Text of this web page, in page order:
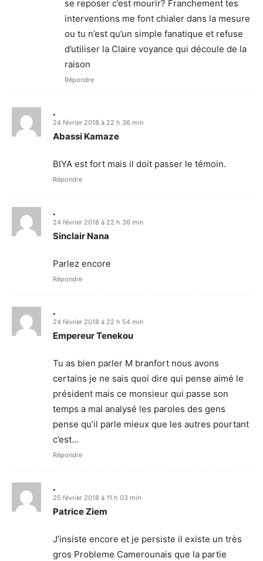
se reposer c’est mourir? Franchement tes
interventions me font chialer dans la mesure
ou tu n’est qu’un simple fanatique et refuse
d’utiliser la Claire voyance qui découle de la
raison
Répondre
.
24 février 2018 à 22 h 36 min
Abassi Kamaze
BIYA est fort mais il doit passer le témoin.
Répondre
.
24 février 2018 à 22 h 36 min
Sinclair Nana
Parlez encore
Répondre
.
24 février 2018 à 22 h 54 min
Empereur Tenekou
Tu as bien parler M branfort nous avons
certains je ne sais quoi dire qui pense aimé le
président mais ce monsieur qui passe son
temps a mal analysé les paroles des gens
pense qu’il parle mieux que les autres pourtant
c’est…
Répondre
.
25 février 2018 à 11 h 03 min
Patrice Ziem
J’insiste encore et je persiste il existe un très
gros Probleme Camerounais que la partie